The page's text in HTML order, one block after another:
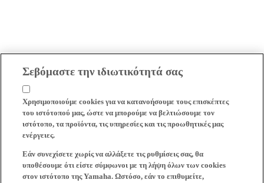
Σεβόμαστε την ιδιωτικότητά σας
Χρησιμοποιούμε cookies για να κατανοήσουμε τους επισκέπτες
του ιστότοπού μας, ώστε να μπορούμε να βελτιώσουμε τον
ιστότοπο, τα προϊόντα, τις υπηρεσίες και τις προωθητικές μας
ενέργειες.
Εάν συνεχίσετε χωρίς να αλλάξετε τις ρυθμίσεις σας, θα
υποθέσουμε ότι είστε σύμφωνοι με τη λήψη όλων των cookies
στον ιστότοπο της Yamaha. Ωστόσο, εάν το επιθυμείτε,